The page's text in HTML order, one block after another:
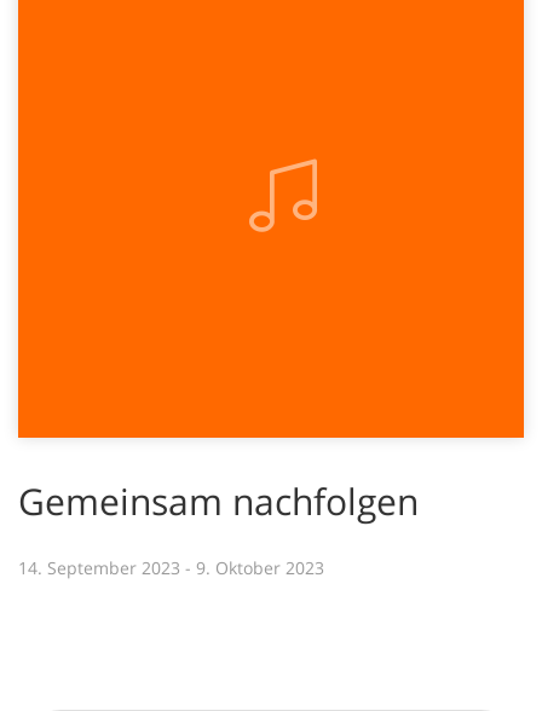
Gemeinsam nachfolgen
14. September 2023 - 9. Oktober 2023